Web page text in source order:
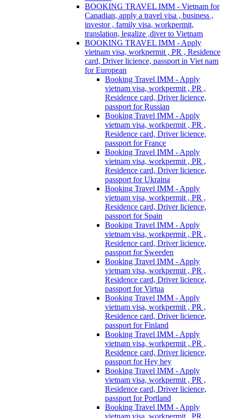
BOOKING TRAVEL IMM - Vietnam for
Canadian, apply a travel visa , business ,
investor , family visa, workpermit,
translation, legalize ,diver to Vietnam
BOOKING TRAVEL IMM - Apply
vietnam visa, workpermit , PR , Residence
card, Driver licience, passport in Viet nam
for European
Booking Travel IMM - Apply
vietnam visa, workpermit , PR ,
Residence card, Driver licience,
passport for Russian
Booking Travel IMM - Apply
vietnam visa, workpermit , PR ,
Residence card, Driver licience,
passport for France
Booking Travel IMM - Apply
vietnam visa, workpermit , PR ,
Residence card, Driver licience,
passport for Ukraina
Booking Travel IMM - Apply
vietnam visa, workpermit , PR ,
Residence card, Driver licience,
passport for Spain
Booking Travel IMM - Apply
vietnam visa, workpermit , PR ,
Residence card, Driver licience,
passport for Sweeden
Booking Travel IMM - Apply
vietnam visa, workpermit , PR ,
Residence card, Driver licience,
passport for Virtua
Booking Travel IMM - Apply
vietnam visa, workpermit , PR ,
Residence card, Driver licience,
passport for Finland
Booking Travel IMM - Apply
vietnam visa, workpermit , PR ,
Residence card, Driver licience,
passport for Hey hey
Booking Travel IMM - Apply
vietnam visa, workpermit , PR ,
Residence card, Driver licience,
passport for Portland
Booking Travel IMM - Apply
vietnam visa, workpermit , PR ,